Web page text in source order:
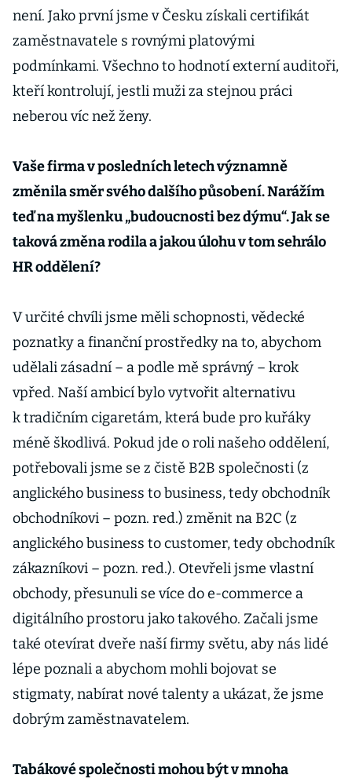
není. Jako první jsme v Česku získali certifikát
zaměstnavatele s rovnými platovými
podmínkami. Všechno to hodnotí externí auditoři,
kteří kontrolují, jestli muži za stejnou práci
neberou víc než ženy.
Vaše firma v posledních letech významně
změnila směr svého dalšího působení. Narážím
teď na myšlenku „budoucnosti bez dýmu“. Jak se
taková změna rodila a jakou úlohu v tom sehrálo
HR oddělení?
V určité chvíli jsme měli schopnosti, vědecké
poznatky a finanční prostředky na to, abychom
udělali zásadní – a podle mě správný – krok
vpřed. Naší ambicí bylo vytvořit alternativu
k tradičním cigaretám, která bude pro kuřáky
méně škodlivá. Pokud jde o roli našeho oddělení,
potřebovali jsme se z čistě B2B společnosti (z
anglického business to business, tedy obchodník
obchodníkovi – pozn. red.) změnit na B2C (z
anglického business to customer, tedy obchodník
zákazníkovi – pozn. red.). Otevřeli jsme vlastní
obchody, přesunuli se více do e-commerce a
digitálního prostoru jako takového. Začali jsme
také otevírat dveře naší firmy světu, aby nás lidé
lépe poznali a abychom mohli bojovat se
stigmaty, nabírat nové talenty a ukázat, že jsme
dobrým zaměstnavatelem.
Tabákové společnosti mohou být v mnoha